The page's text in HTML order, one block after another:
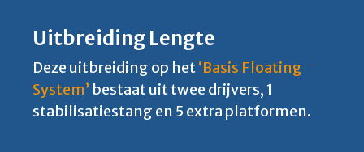
Uitbreiding Lengte
Deze uitbreiding op het‘Basis Floating
System’ bestaat uit twee drijvers, 1
stabilisatiestang en 5 extra platformen.